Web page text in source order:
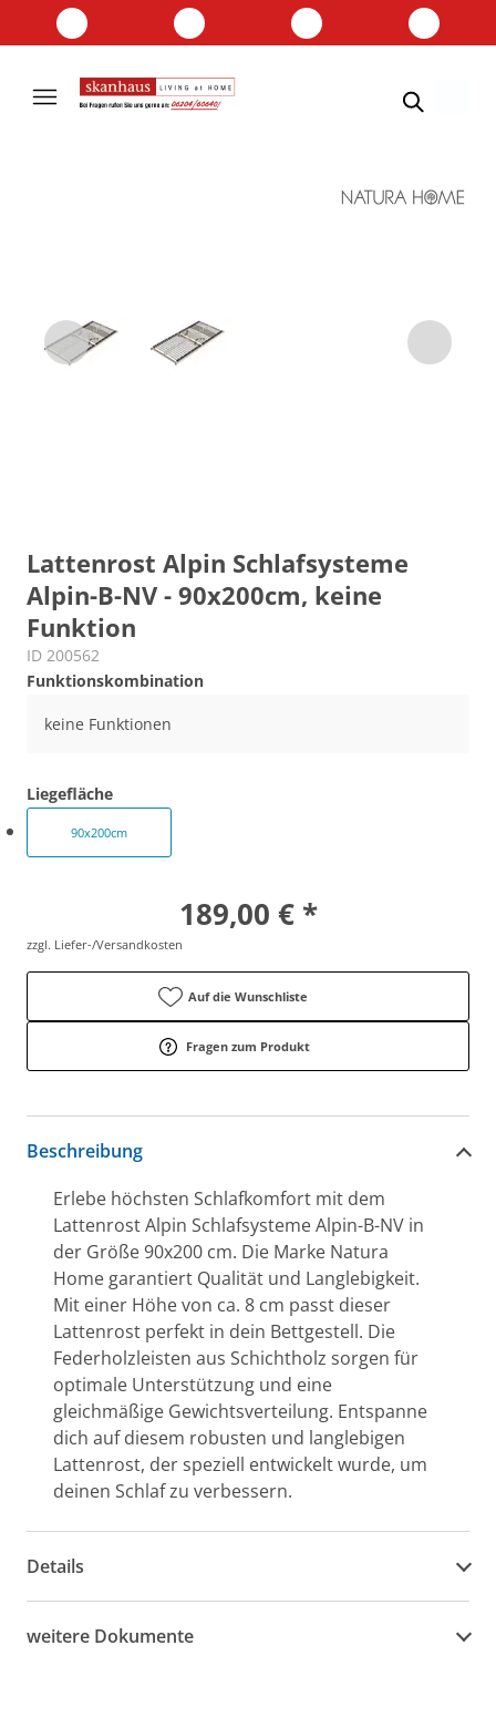
Lattenrost Alpin Schlafsysteme
Alpin-B-NV - 90x200cm, keine
Funktion
ID 200562
Funktionskombination
keine Funktionen
Liegefläche
90x200cm
189,00 € *
zzgl. Liefer-/Versandkosten
Auf die Wunschliste
Fragen zum Produkt
Beschreibung
Erlebe höchsten Schlafkomfort mit dem
Lattenrost Alpin Schlafsysteme Alpin-B-NV in
der Größe 90x200 cm. Die Marke Natura
Home garantiert Qualität und Langlebigkeit.
Mit einer Höhe von ca. 8 cm passt dieser
Lattenrost perfekt in dein Bettgestell. Die
Federholzleisten aus Schichtholz sorgen für
optimale Unterstützung und eine
gleichmäßige Gewichtsverteilung. Entspanne
dich auf diesem robusten und langlebigen
Lattenrost, der speziell entwickelt wurde, um
deinen Schlaf zu verbessern.
Details
weitere Dokumente